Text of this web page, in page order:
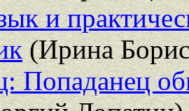
и
(Ирина
Попаданец